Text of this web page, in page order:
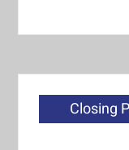
Closing